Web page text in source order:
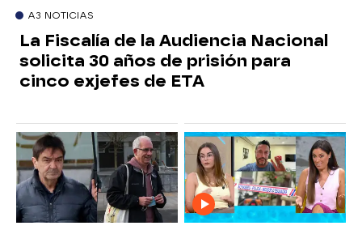
A3 NOTICIAS
La Fiscalía de la Audiencia Nacional
solicita 30 años de prisión para
cinco exjefes de ETA